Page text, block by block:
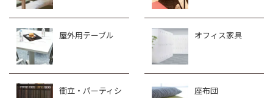
屋外用テーブル オフィス家具
衝立・パーティシ
座布団